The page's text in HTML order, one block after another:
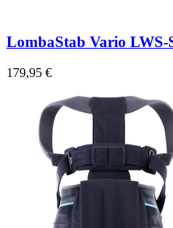
LombaStab Vario LWS-
179,95 €